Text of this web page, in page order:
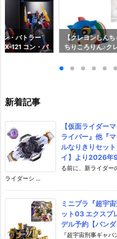
ン・バトラー
121 コン・バ
【クレヨンしん
ちりころりん♪ク
【バンダイ】よ
新着記事
【仮面ライダー
ライバー』他『
ルなりきりセッ
イ】より2026年
る前に、新ライダー
ライダーシ ...
ミニプラ『超宇
ット03 エクスプ
デル予約【バン
『超宇宙刑事ギャ